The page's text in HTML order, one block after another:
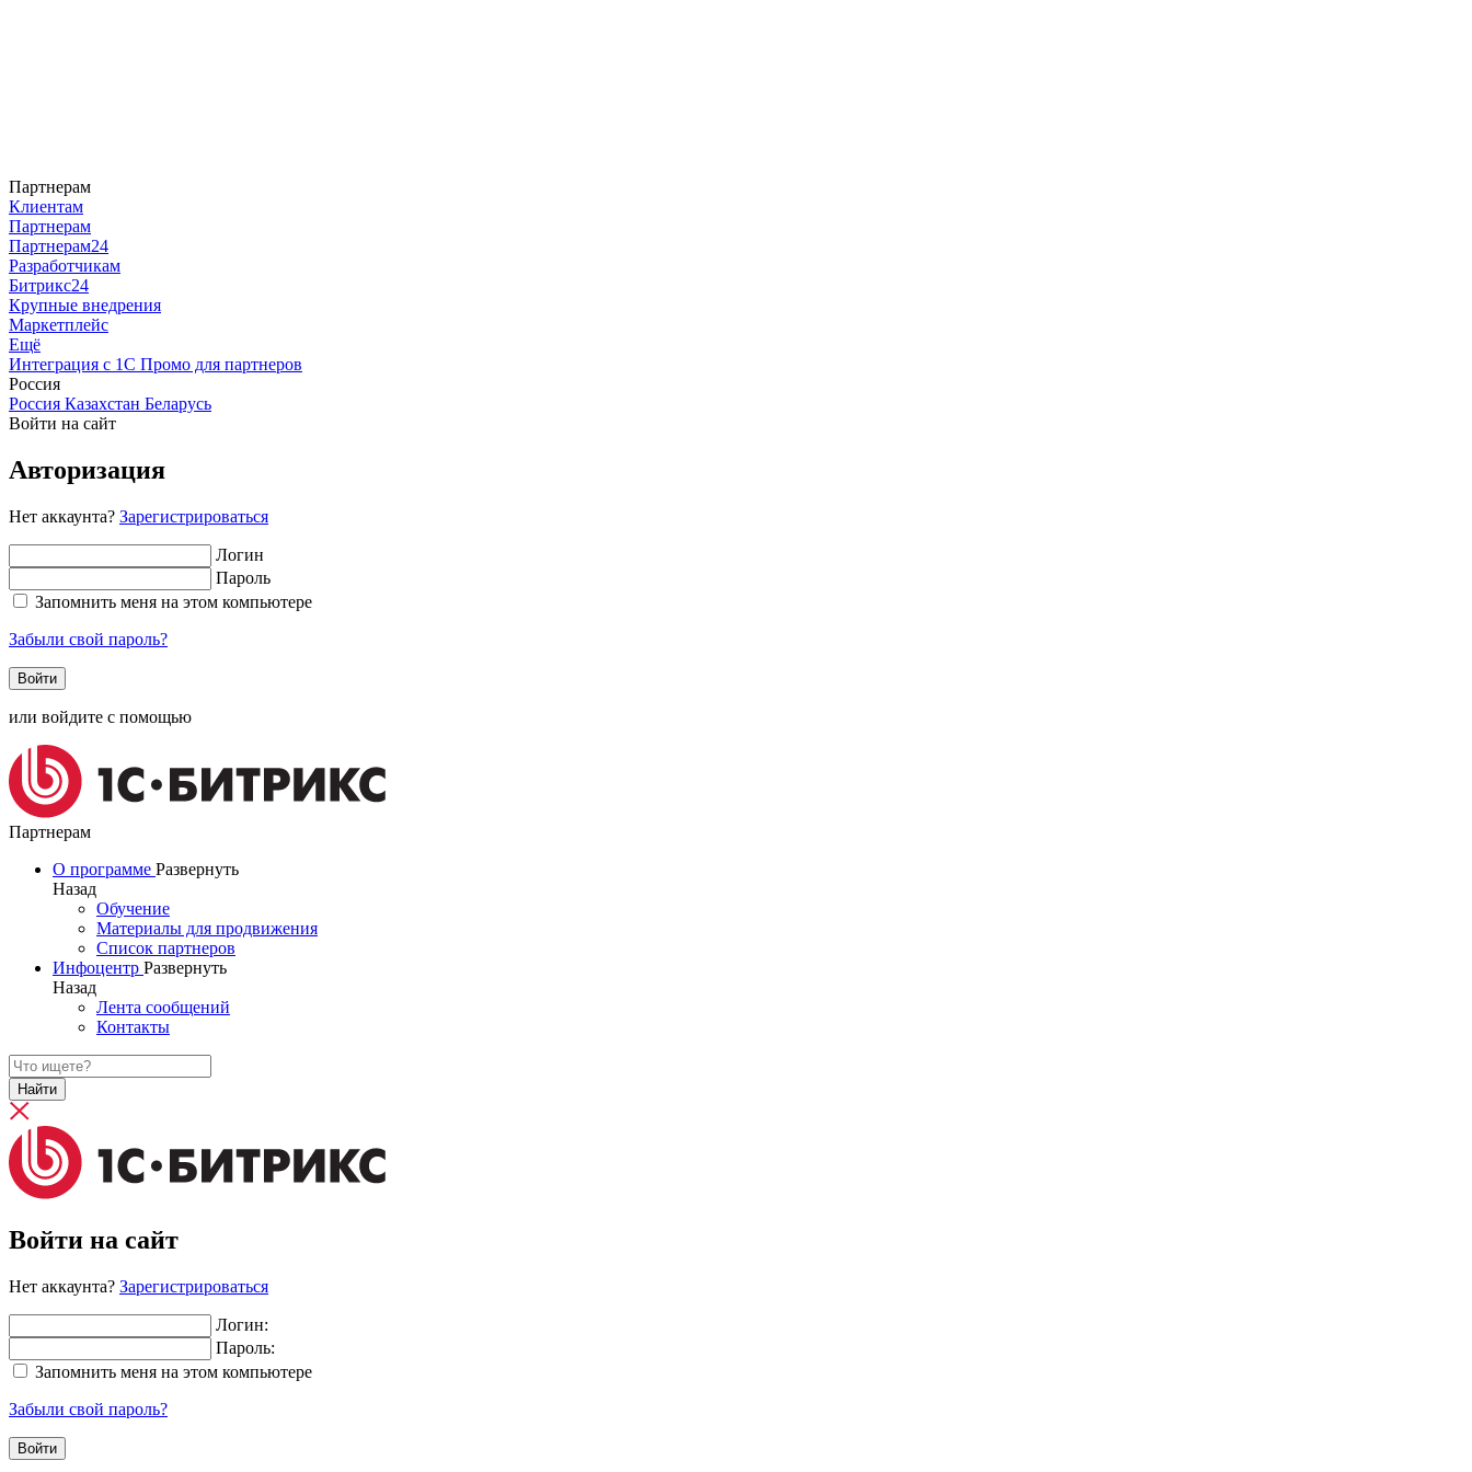
Партнерам
Клиентам
Партнерам
Партнерам24
Разработчикам
Битрикс24
Крупные внедрения
Маркетплейс
Ещё
Интеграция с 1С Промо для партнеров
Россия
Россия Казахстан Беларусь
Войти на сайт
Авторизация
Нет аккаунта? Зарегистрироваться
Логин
Пароль
Запомнить меня на этом компьютере
Забыли свой пароль?
или войдите с помощью
Партнерам
О программе Развернуть
Назад
Обучение
Материалы для продвижения
Список партнеров
Инфоцентр Развернуть
Назад
Лента сообщений
Контакты
Найти
Войти на сайт
Нет аккаунта? Зарегистрироваться
Логин:
Пароль:
Запомнить меня на этом компьютере
Забыли свой пароль?